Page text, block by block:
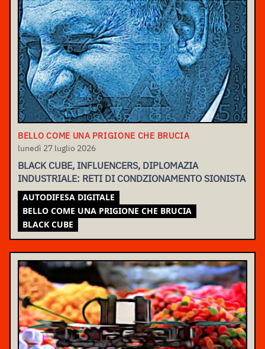
BELLO COME UNA PRIGIONE CHE BRUCIA
lunedì 27 luglio 2026
BLACK CUBE, INFLUENCERS, DIPLOMAZIA
INDUSTRIALE: RETI DI CONDZIONAMENTO SIONISTA
AUTODIFESA DIGITALE
BELLO COME UNA PRIGIONE CHE BRUCIA
BLACK CUBE